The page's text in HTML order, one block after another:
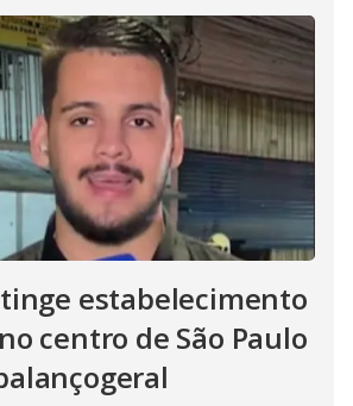
estabelecimento
centro de São Paulo